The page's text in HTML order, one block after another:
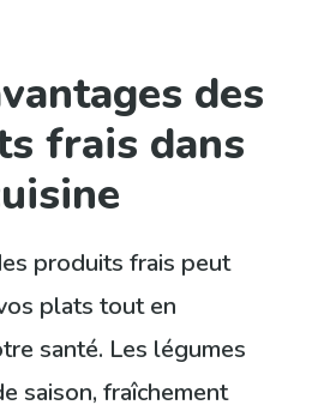
des
frais dans
produits frais peut
plats tout en
santé. Les légumes
saison, fraîchement